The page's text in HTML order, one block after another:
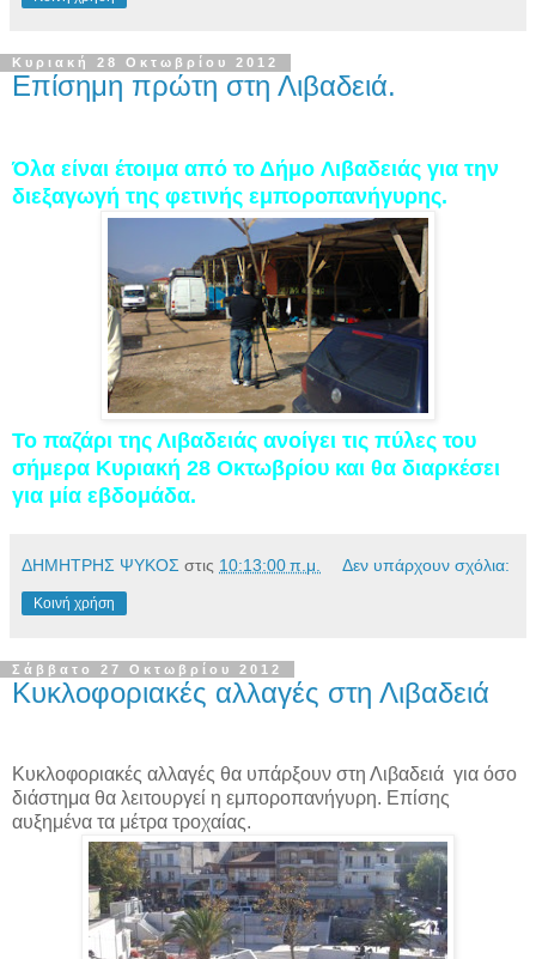
Κυριακή 28 Οκτωβρίου 2012
Επίσημη πρώτη στη Λιβαδειά.
Όλα είναι έτοιμα από το Δήμο Λιβαδειάς για την
διεξαγωγή της φετινής εμποροπανήγυρης.
Το παζάρι της Λιβαδειάς ανοίγει τις πύλες του
σήμερα Κυριακή 28 Οκτωβρίου και θα διαρκέσει
για μία εβδομάδα.
ΔΗΜΗΤΡΗΣ ΨΥΚΟΣ στις 10:13:00 π.μ. Δεν υπάρχουν σχόλια:
Κοινή χρήση
Σάββατο 27 Οκτωβρίου 2012
Κυκλοφοριακές αλλαγές στη Λιβαδειά
Κυκλοφοριακές αλλαγές θα υπάρξουν στη Λιβαδειά για όσο
διάστημα θα λειτουργεί η εμποροπανήγυρη. Επίσης
αυξημένα τα μέτρα τροχαίας.